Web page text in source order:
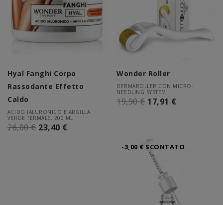
Hyal Fanghi Corpo
Rassodante Effetto
Caldo
ACIDO IALURONICO E ARGILLA
VERDE TERMALE, 200 ML
26,00 € 23,40 €
Wonder Roller
DERMAROLLER CON MICRO-
NEEDLING SYSTEM
19,90 € 17,91 €
-3,00 € SCONTATO